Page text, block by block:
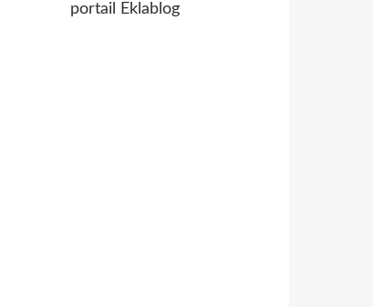
portail Eklablog